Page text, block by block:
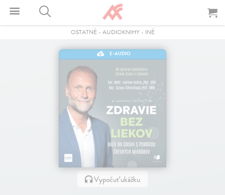
OSTATNÉ- AUDIOKNIHY- INÉ
E-AUDIO
Vypočuť ukážku